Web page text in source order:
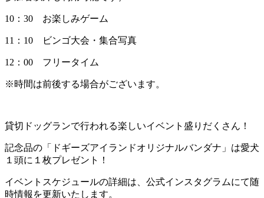
10：30 お楽しみゲーム
11：10 ビンゴ大会・集合写真
12：00 フリータイム
※時間は前後する場合がございます。
貸切ドッグランで行われる楽しいイベント盛りだくさん！
記念品の「ドギーズアイランドオリジナルバンダナ」は愛犬
１頭に１枚プレゼント！
イベントスケジュールの詳細は、公式インスタグラムにて随
時情報を更新いたします。